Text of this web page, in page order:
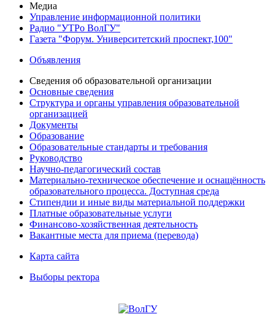
Медиа
Управление информационной политики
Радио "УТРо ВолГУ"
Газета "Форум. Университетский проспект,100"
Объявления
Сведения об образовательной организации
Основные сведения
Структура и органы управления образовательной
организацией
Документы
Образование
Образовательные стандарты и требования
Руководство
Научно-педагогический состав
Материально-техническое обеспечение и оснащённость
образовательного процесса. Доступная среда
Стипендии и иные виды материальной поддержки
Платные образовательные услуги
Финансово-хозяйственная деятельность
Вакантные места для приема (перевода)
Карта сайта
Выборы ректора